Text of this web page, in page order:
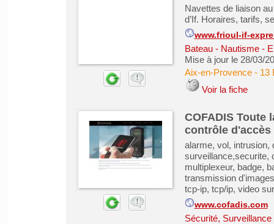
Navettes de liaison
d’If. Horaires, tarifs,
www.frioul-if-
Bateau - Nautisme -
Mise à jour le 28/03/
Aix-en-Provence- 13
Voir la fiche
COFADIS Toute
contrôle d'accès
alarme, vol, intrusion,
surveillance,securite,
multiplexeur, badge,
transmission
tcp-ip, tcp/ip, video
www.cofadis.com
Sécurité,